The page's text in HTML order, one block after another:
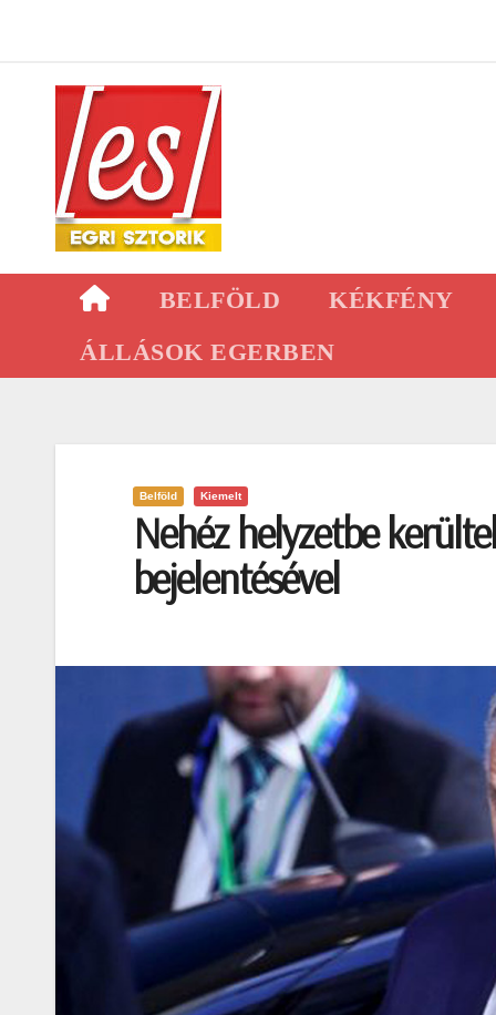
content
BELFÖLD KÉKFÉNY
ÁLLÁSOK EGERBEN
Belföld Kiemelt
Nehéz helyzetbe
bejelentésével